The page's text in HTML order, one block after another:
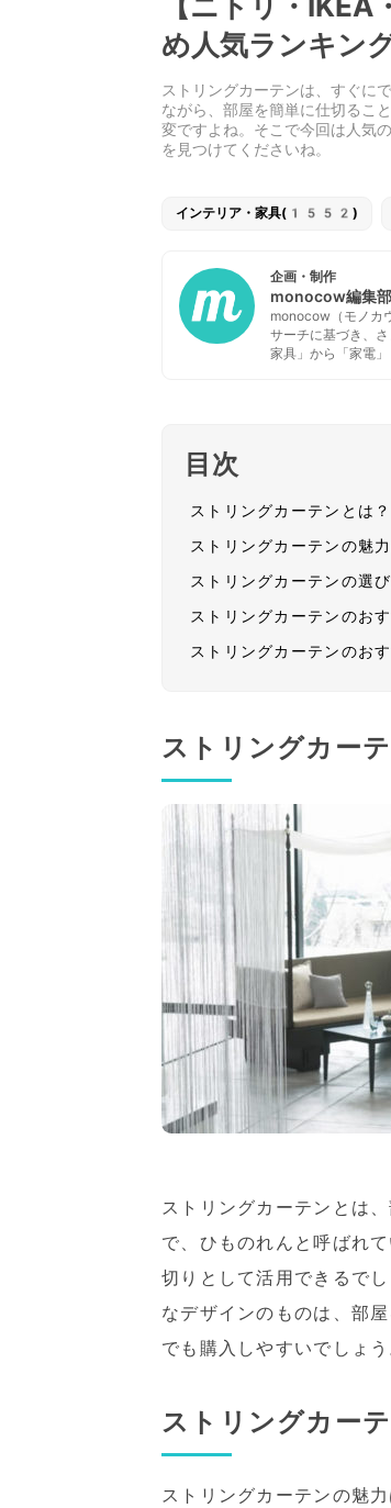
【ニトリ・
め人気ランキン
ストリングカーテンは、すぐに
ながら、部屋を簡単に仕切るこ
変ですよね。そこで今回は人気
を見つけてくださいね。
インテリア・家具(1552)
企画・制作
monocow編集部
monocow（モノカ
サーチに基づき、
家具」から「家電
目次
ストリングカーテンとは？
ストリングカーテンの魅
ストリングカーテンの選
ストリングカーテンのお
ストリングカーテンの
ストリングカー
ストリングカーテンとは
で、ひものれんと呼ばれ
切りとして活用できるで
なデザインのものは、部
でも購入しやすいでしょ
ストリングカー
ストリングカーテンの魅